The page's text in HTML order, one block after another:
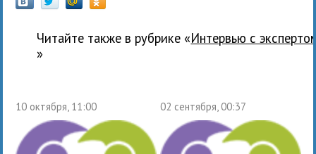
Читайте также в рубрике «
Интервью с
»
10 октября, 11:00 02 сентября, 00:37